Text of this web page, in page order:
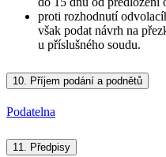
proti rozhodnutí
však podat návrh na
u příslušného soudu.
10. Příjem podání a podnětů
Podatelna
11. Předpisy